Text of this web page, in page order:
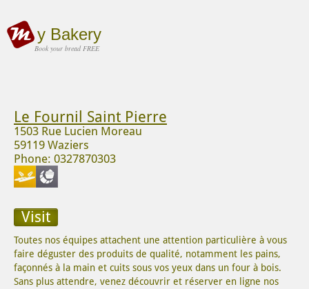
y Bakery
Book your bread FREE
Le Fournil Saint Pierre
1503 Rue Lucien Moreau
59119 Waziers
Phone: 0327870303
Visit
Toutes nos équipes attachent une attention particulière à vous
faire déguster des produits de qualité, notamment les pains,
façonnés à la main et cuits sous vos yeux dans un four à bois.
Sans plus attendre, venez découvrir et réserver en ligne nos